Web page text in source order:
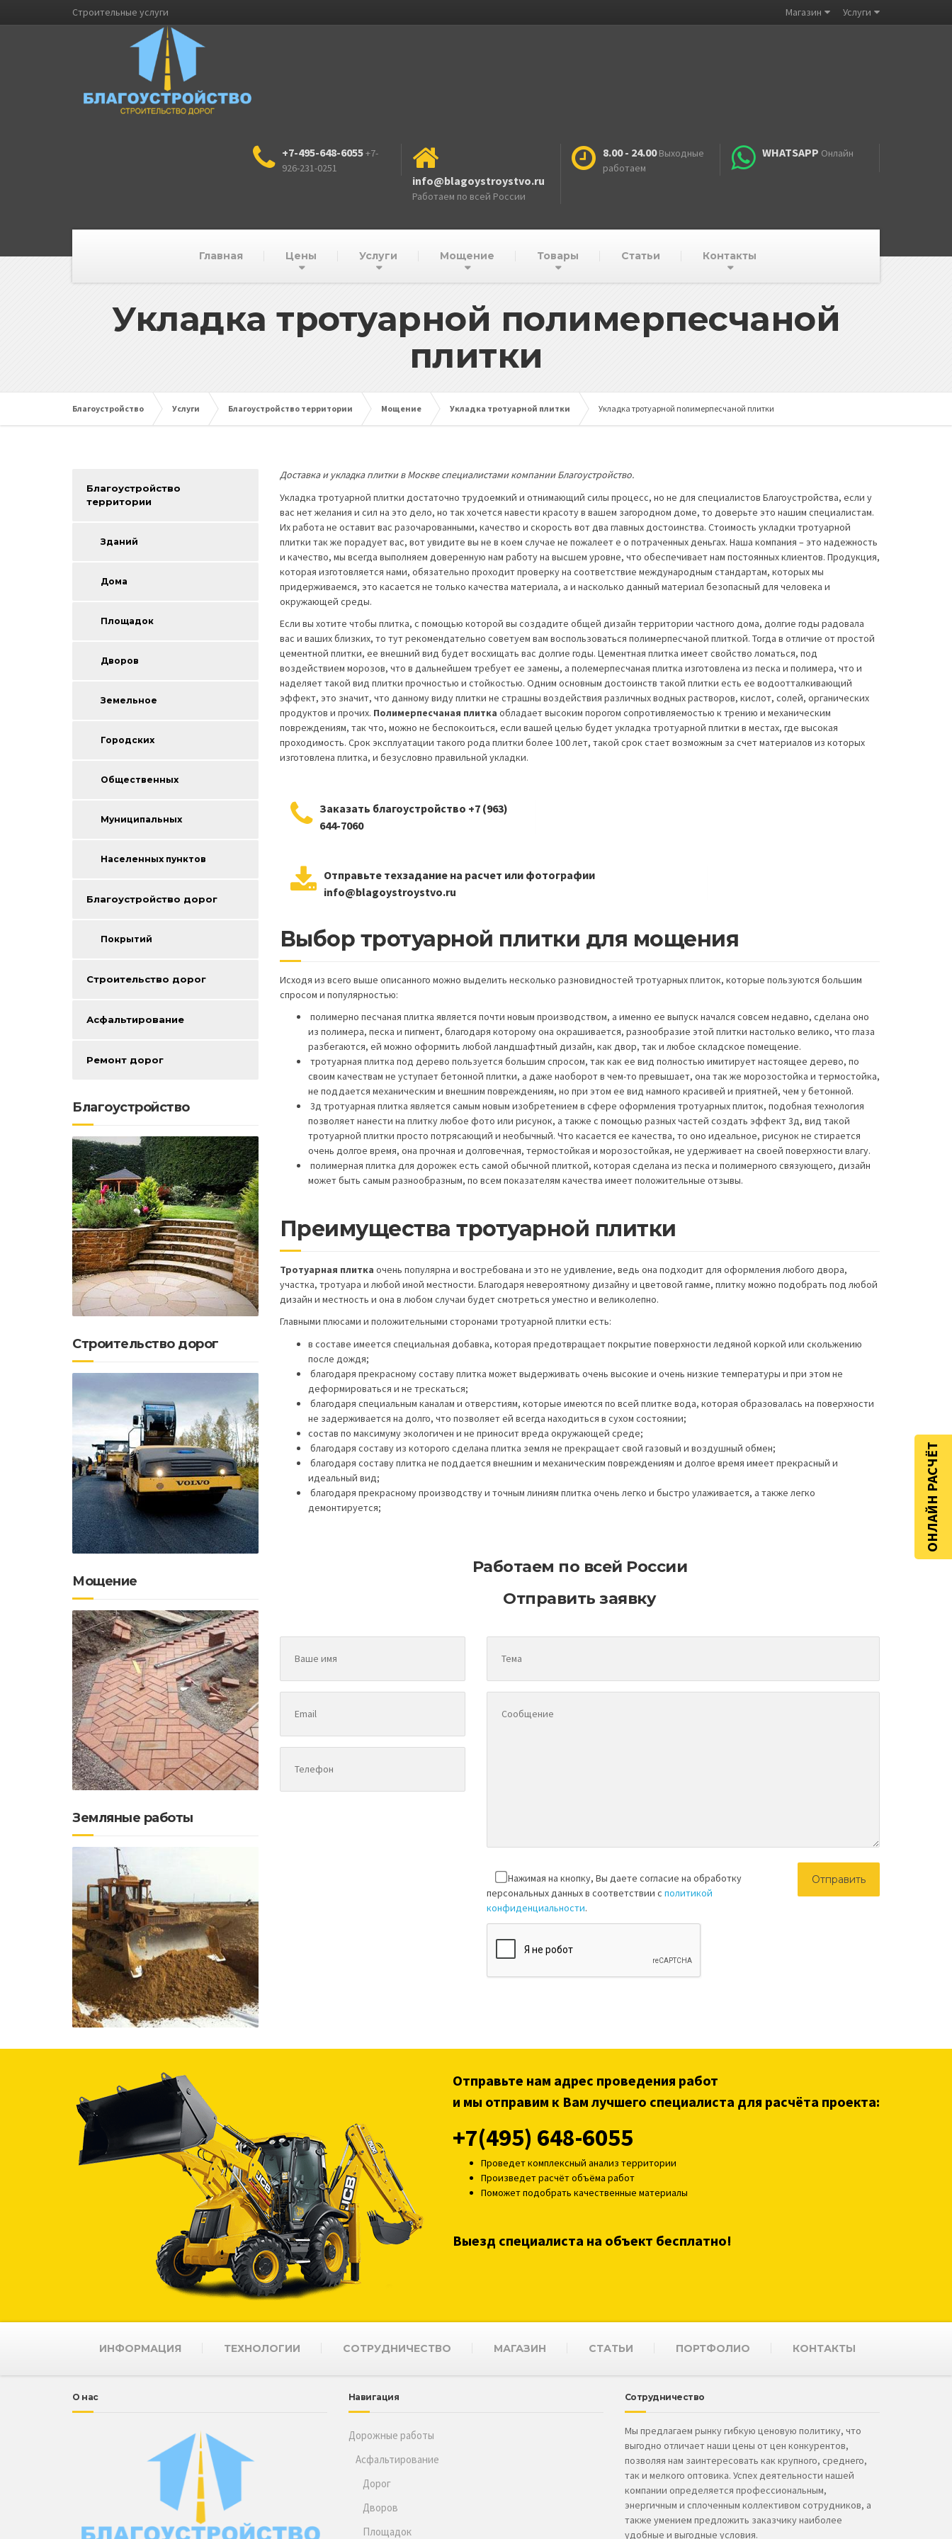
Строительные услуги Магазин Услуги
+7-495-648-6055+7-
926-231-0251
info@blagoystroystvo.ru
Работаем по всей России
8.00 - 24.00 Выходные
работаем
WHATSAPP Онлайн
Главная Цены Услуги Мощение Товары Статьи Контакты
Укладка тротуарной полимерпесчаной
плитки
Благоустройство Услуги Благоустройство территории Мощение Укладка тротуарной плитки Укладка тротуарной полимерпесчаной плитки
Доставка и укладка плитки в Москве специалистами компании Благоустройство.
Укладка тротуарной плитки достаточно трудоемкий и отнимающий силы процесс, но не для специалистов Благоустройства, если у
вас нет желания и сил на это дело, но так хочется навести красоту в вашем загородном доме, то доверьте это нашим специалистам.
Их работа не оставит вас разочарованными, качество и скорость вот два главных достоинства. Стоимость укладки тротуарной
плитки так же порадует вас, вот увидите вы не в коем случае не пожалеет е о потраченных деньгах. Наша компания – это надежность
и качество, мы всегда выполняем доверенную нам работу на высшем уровне, что обеспечивает нам постоянных клиентов. Продукция,
которая изготовляется нами, обязательно проходит проверку на соответствие международным стандартам, которых мы
придерживаемся, это касается не только качества материала, а и насколько данный материал безопасный для человека и
окружающей среды.
Если вы хотите чтобы плитка, с помощью которой вы создадите общей дизайн территории частного дома, долгие годы радовала
вас и ваших близких, то тут рекомендательно советуем вам воспользоваться полимерпесчаной плиткой. Тогда в отличие от простой
цементной плитки, ее внешний вид будет восхищать вас долгие годы. Цементная плитка имеет свойство ломаться, под
воздействием морозов, что в дальнейшем требует ее замены, а полемерпесчаная плитка изготовлена из песка и полимера, что и
наделяет такой вид плитки прочностью и стойкостью. Одним основным достоинств такой плитки есть ее водоотталкивающий
эффект, это значит, что данному виду плитки не страшны воздействия различных водных растворов, кислот, солей, органических
продуктов и прочих. Полимерпесчаная плитка обладает высоким порогом сопротивляемостью к трению и механическим
повреждениям, так что, можно не беспокоиться, если вашей целью будет укладка тротуарной плитки в местах, где высокая
проходимость. Срок эксплуатации такого рода плитки более 100 лет, такой срок стает возможным за счет материалов из которых
изготовлена плитка, и безусловно правильной укладки.
Заказать благоустройство +7 (963)
644-7060
Отправьте техзадание на расчет или фотографии
info@blagoystroystvo.ru
Выбор тротуарной плитки для мощения
Исходя из всего выше описанного можно выделить несколько разновидностей тротуарных плиток, которые пользуются большим
спросом и популярностью:
полимерно песчаная плитка является почти новым производством, а именно ее выпуск начался совсем недавно, сделана оно
из полимера, песка и пигмент, благодаря которому она окрашивается, разнообразие этой плитки настолько велико, что глаза
разбегаются, ей можно оформить любой ландшафтный дизайн, как двор, так и любое складское помещение.
тротуарная плитка под дерево пользуется большим спросом, так как ее вид полностью имитирует настоящее дерево, по
своим качествам не уступает бетонной плитки, а даже наоборот в чем-то превышает, она так же морозостойка и термостойка,
не поддается механическим и внешним повреждениям, но при этом ее вид намного красивей и приятней, чем у бетонной.
3д тротуарная плитка является самым новым изобретением в сфере оформления тротуарных плиток, подобная технология
позволяет нанести на плитку любое фото или рисунок, а также с помощью разных частей создать эффект 3д, вид такой
тротуарной плитки просто потрясающий и необычный. Что касается ее качества, то оно идеальное, рисунок не стирается
очень долгое время, она прочная и долговечная, термостойкая и морозостойкая, не удерживает на своей поверхности влагу.
полимерная плитка для дорожек есть самой обычной плиткой, которая сделана из песка и полимерного связующего, дизайн
может быть самым разнообразным, по всем показателям качества имеет положительные отзывы.
Преимущества тротуарной плитки
Тротуарная плитка очень популярна и востребована и это не удивление, ведь она подходит для оформления любого двора,
участка, тротуара и любой иной местности. Благодаря невероятному дизайну и цветовой гамме, плитку можно подобрать под любой
дизайн и местность и она в любом случаи будет смотреться уместно и великолепно.
Главными плюсами и положительными сторонами тротуарной плитки есть:
в составе имеется специальная добавка, которая предотвращает покрытие поверхности ледяной коркой или скольжению
после дождя;
благодаря прекрасному составу плитка может выдерживать очень высокие и очень низкие температуры и при этом не
деформироваться и не трескаться;
благодаря специальным каналам и отверстиям, которые имеются по всей плитке вода, которая образовалась на поверхности
не задерживается на долго, что позволяет ей всегда находиться в сухом состоянии;
состав по максимуму экологичен и не приносит вреда окружающей среде;
благодаря составу из которого сделана плитка земля не прекращает свой газовый и воздушный обмен;
благодаря составу плитка не поддается внешним и механическим повреждениям и долгое время имеет прекрасный и
идеальный вид;
благодаря прекрасному производству и точным линиям плитка очень легко и быстро улаживается, а также легко
демонтируется;
Работаем по всей России
Отправить заявку
Нажимая на кнопку, Вы даете согласие на обработку
персональных данных в соответствии с политикой
конфиденциальности.
Благоустройство
территории
Зданий
Дома
Площадок
Дворов
Земельное
Городских
Общественных
Муниципальных
Населенных пунктов
Благоустройство дорог
Покрытий
Строительство дорог
Асфальтирование
Ремонт дорог
Благоустройство
Строительство дорог
Мощение
Земляные работы
ОНЛАЙН РАСЧЁТ
Отправьте нам адрес проведения работ
и мы отправим к Вам лучшего специалиста для расчёта проекта:
+7(495) 648-6055
Проведет комплексный анализ территории
Произведет расчёт объёма работ
Поможет подобрать качественные материалы
Выезд специалиста на объект бесплатно!
ИНФОРМАЦИЯ ТЕХНОЛОГИИ СОТРУДНИЧЕСТВО МАГАЗИН СТАТЬИ ПОРТФОЛИО КОНТАКТЫ
О нас Навигация
Дорожные работы
Асфальтирование
Дорог
Дворов
Площадок
Сотрудничество
Мы предлагаем рынку гибкую ценовую политику, что
выгодно отличает наши цены от цен конкурентов,
позволяя нам заинтересовать как крупного, среднего,
так и мелкого оптовика. Успех деятельности нашей
компании определяется профессиональным,
энергичным и сплоченным коллективом сотрудников, а
также умением предложить заказчику наиболее
удобные и выгодные условия.